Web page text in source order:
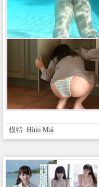
模特: Hino Mai